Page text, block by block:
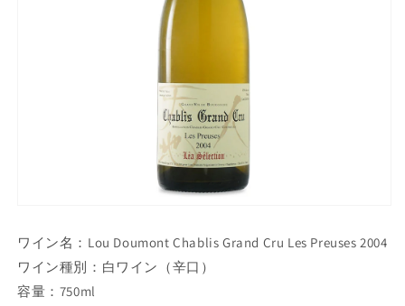
ワイン名：Lou Doumont Chablis Grand Cru Les Preuses 2004
ワイン種別：白ワイン（辛口）
容量：750ml